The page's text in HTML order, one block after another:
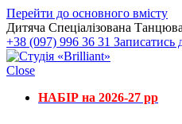
Перейти до основного вмісту
Дитяча Спеціалізована
+38 (097) 996 36 31 Записатись
Close
НАБІР на 2026-27 рр